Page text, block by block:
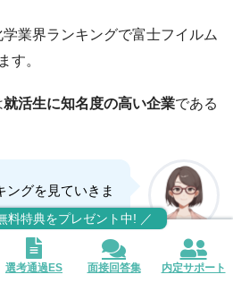
業界ランキングで富士フイルム
す。
就活生に知名度の高い企業である
ングを見ていきま
就活アドバイザー
京香
選考通過ES 面接回答集 内定サポート
料特典をプレゼント中! ／